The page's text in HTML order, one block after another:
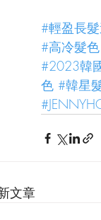
#輕盈長
#高冷髮色
#2023韓
色 #韓星
文章